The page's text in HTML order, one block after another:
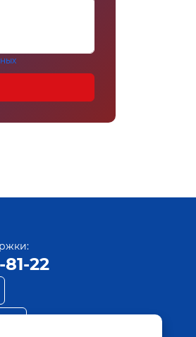
22